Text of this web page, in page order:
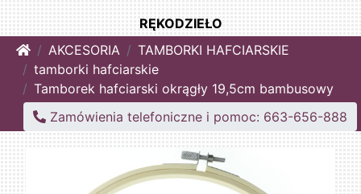
RĘKODZIEŁO
HomeAKCESORIA
TAMBORKI HAFCIARSKIE
tamborki hafciarskie
Tamborek hafciarski okrągły 19,5cm bambusowy
Zamówienia telefoniczne i pomoc: 663-656-888